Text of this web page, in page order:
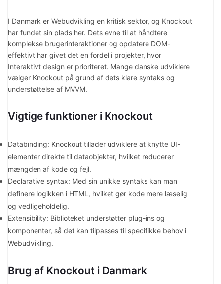
I Danmark er Webudvikling en kritisk sektor, og Knockout
har fundet sin plads her. Dets evne til at håndtere
komplekse brugerinteraktioner og opdatere DOM-
effektivt har givet det en fordel i projekter, hvor
Interaktivt design er prioriteret. Mange danske udviklere
vælger Knockout på grund af dets klare syntaks og
understøttelse af MVVM.
Vigtige funktioner i Knockout
Databinding: Knockout tillader udviklere at knytte UI-
elementer direkte til dataobjekter, hvilket reducerer
mængden af kode og fejl.
Declarative syntax: Med sin unikke syntaks kan man
definere logikken i HTML, hvilket gør kode mere læselig
og vedligeholdelig.
Extensibility: Biblioteket understøtter plug-ins og
komponenter, så det kan tilpasses til specifikke behov i
Webudvikling.
Brug af Knockout i Danmark